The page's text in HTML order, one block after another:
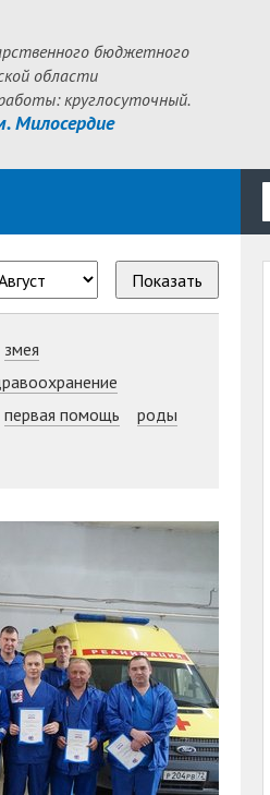
бюджетного
области
круглосуточный.
Милосердие
Показать
змея
первая помощь
роды